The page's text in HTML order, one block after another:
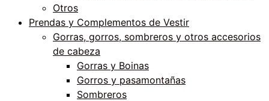
Otros
Prendas y Complementos de Vestir
Gorras, gorros, sombreros y otros accesorios
de cabeza
Gorras y Boinas
Gorros y pasamontañas
Sombreros